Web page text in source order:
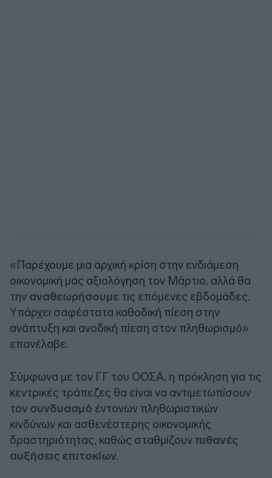
«Παρέχουμε μια αρχική κρίση στην ενδιάμεση
οικονομική μας αξιολόγηση τον Μάρτιο, αλλά θα
την αναθεωρήσουμε τις επόμενες εβδομάδες.
Υπάρχει σαφέστατα καθοδική πίεση στην
ανάπτυξη και ανοδική πίεση στον πληθωρισμό»
επανέλαβε.
Σύμφωνα με τον ΓΓ του ΟΟΣΑ, η πρόκληση για τις
κεντρικές τράπεζες θα είναι να αντιμετωπίσουν
τον συνδυασμό έντονων πληθωριστικών
κινδύνων και ασθενέστερης οικονομικής
δραστηριότητας, καθώς σταθμίζουν πιθανές
αυξήσεις επιτοκίων.